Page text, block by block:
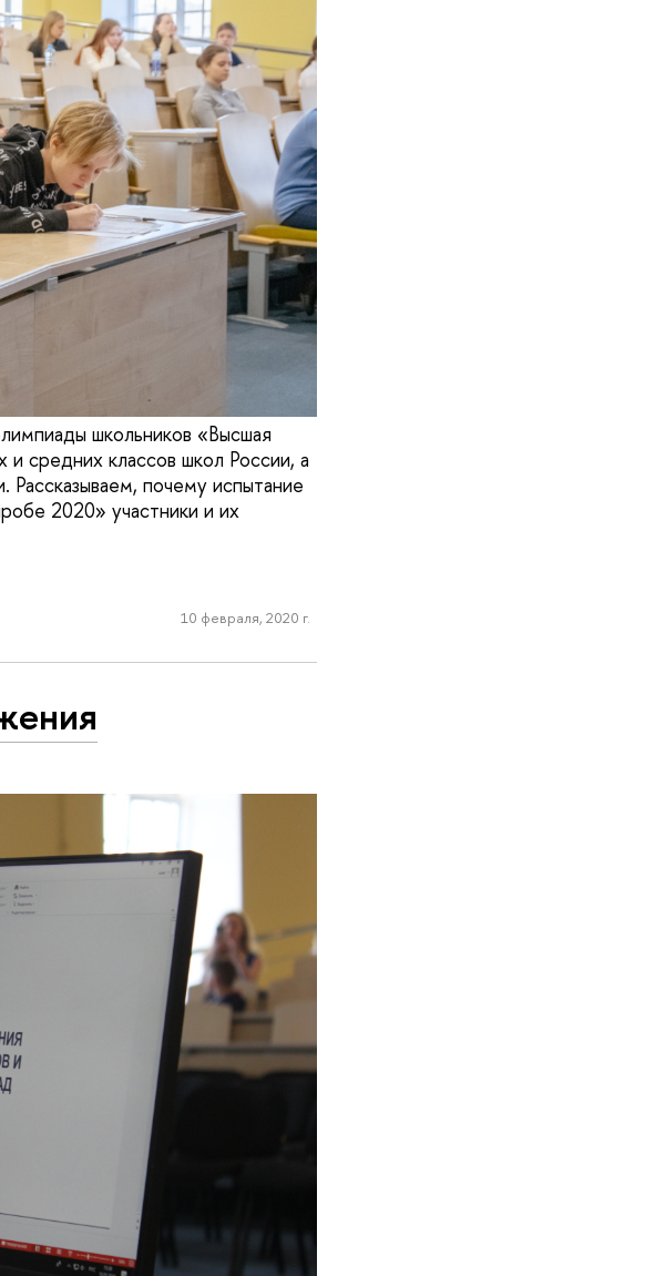
школьников «Высшая
средних классов школ России, а
почему испытание
2020» участники и их
10 февраля, 2020 г.